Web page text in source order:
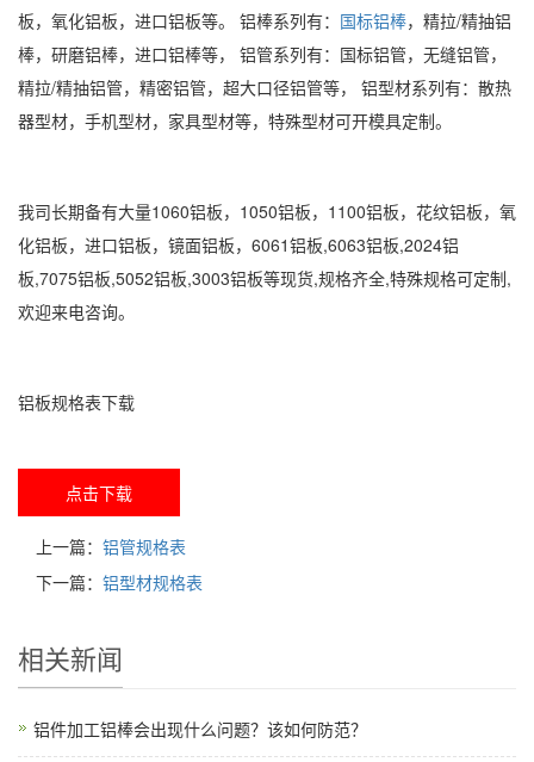
板，氧化铝板，进口铝板等。 铝棒系列有： 国标铝棒，精拉/精抽铝
棒，研磨铝棒，进口铝棒等， 铝管系列有：国标铝管，无缝铝管，
精拉/精抽铝管，精密铝管，超大口径铝管等， 铝型材系列有：散热
器型材，手机型材，家具型材等，特殊型材可开模具定制。
我司长期备有大量1060铝板，1050铝板，1100铝板，花纹铝板，氧
化铝板，进口铝板，镜面铝板，6061铝板,6063铝板,2024铝
板,7075铝板,5052铝板,3003铝板等现货,规格齐全,特殊规格可定制,
欢迎来电咨询。
铝板规格表下载
点击下载
上一篇： 铝管规格表
下一篇： 铝型材规格表
相关新闻
铝件加工铝棒会出现什么问题？该如何防范？